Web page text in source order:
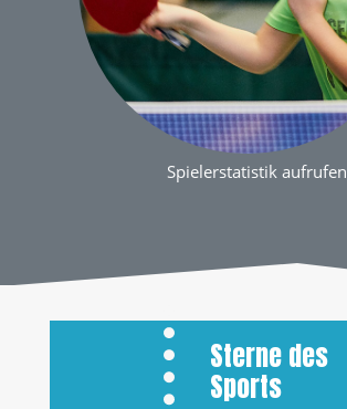
Spielerstatistik aufrufen
Sterne des
Sports